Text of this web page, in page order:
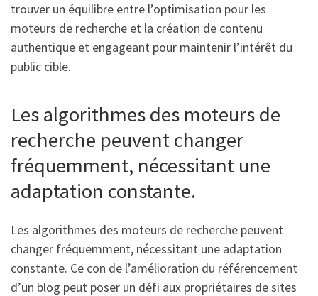
trouver un équilibre entre l’optimisation pour les
moteurs de recherche et la création de contenu
authentique et engageant pour maintenir l’intérêt du
public cible.
Les algorithmes des moteurs de
recherche peuvent changer
fréquemment, nécessitant une
adaptation constante.
Les algorithmes des moteurs de recherche peuvent
changer fréquemment, nécessitant une adaptation
constante. Ce con de l’amélioration du référencement
d’un blog peut poser un défi aux propriétaires de sites